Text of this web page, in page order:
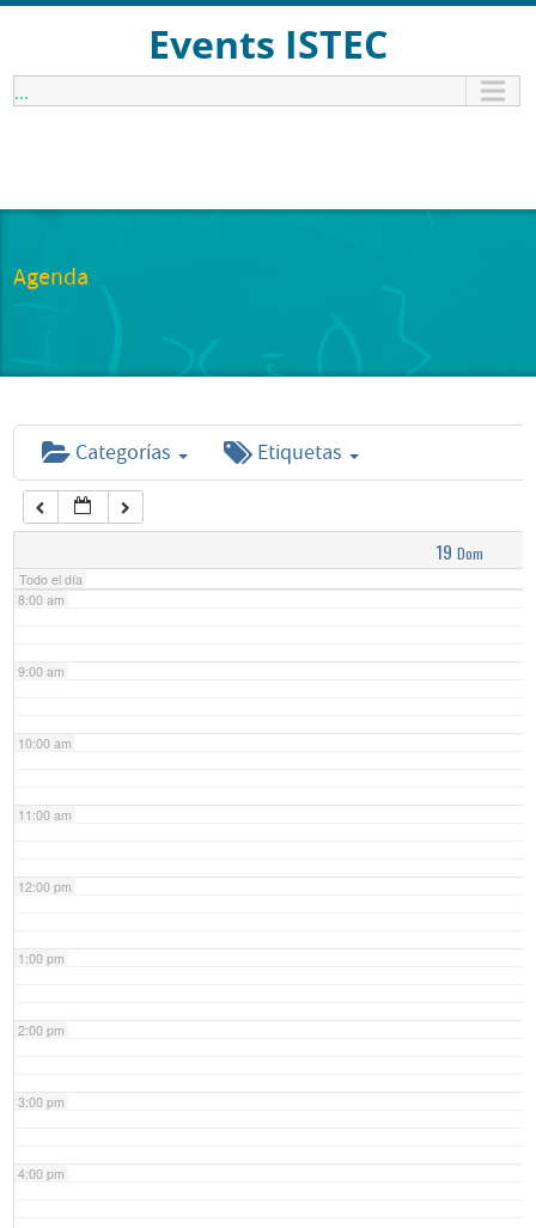
Events ISTEC
...
Agenda
Categorías Etiquetas
19 Dom
Todo el día
1:00 am
6:00 am
7:00 am
8:00 am
9:00 am
10:00 am
11:00 am
12:00 pm
1:00 pm
2:00 pm
3:00 pm
4:00 pm